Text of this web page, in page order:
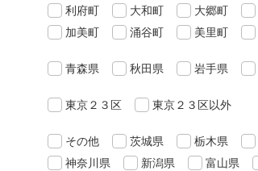
利府町
大和町 大郷町
加美町
涌谷町 美里町
青森県 秋田県 岩手県
東京２３区 東京２３区以外
その他 茨城県 栃木県
神奈川県
新潟県 富山県